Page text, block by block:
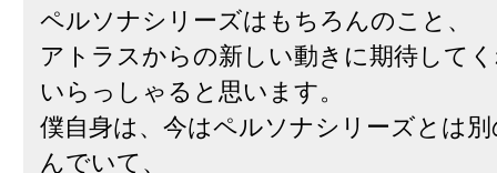
ペルソナシリーズはもちろんのこと、
アトラスからの新しい動きに期待して
いらっしゃると思います。
僕自身は、今はペルソナシリーズとは
んでいて、